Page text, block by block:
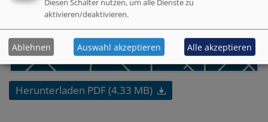
Herunterladen PDF (4.33 MB)
Diesen Schalter nutzen, um alle Dienste zu
aktivieren/deaktivieren.
Ablehnen Auswahl akzeptieren Alle akzeptieren